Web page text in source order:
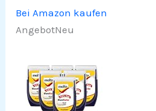
Bei Amazon kaufen
AngebotNeu